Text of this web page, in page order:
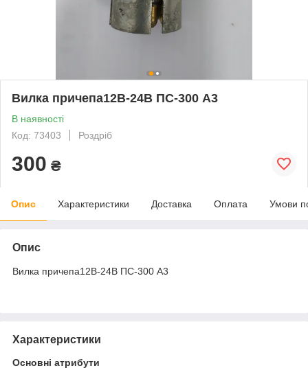
Вилка причепа12В-24В ПС-300 А3
В наявності
Код: 73403
Роздріб
300 ₴
Опис Характеристики Доставка Оплата Умови
Опис
Вилка причепа12В-24В ПС-300 А3
Характеристики
Основні атрибути